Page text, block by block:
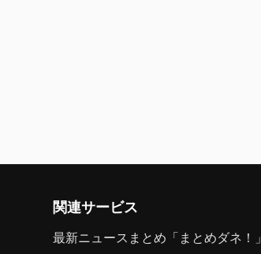
関連サービス
最新ニュースまとめ「まとめダネ！」